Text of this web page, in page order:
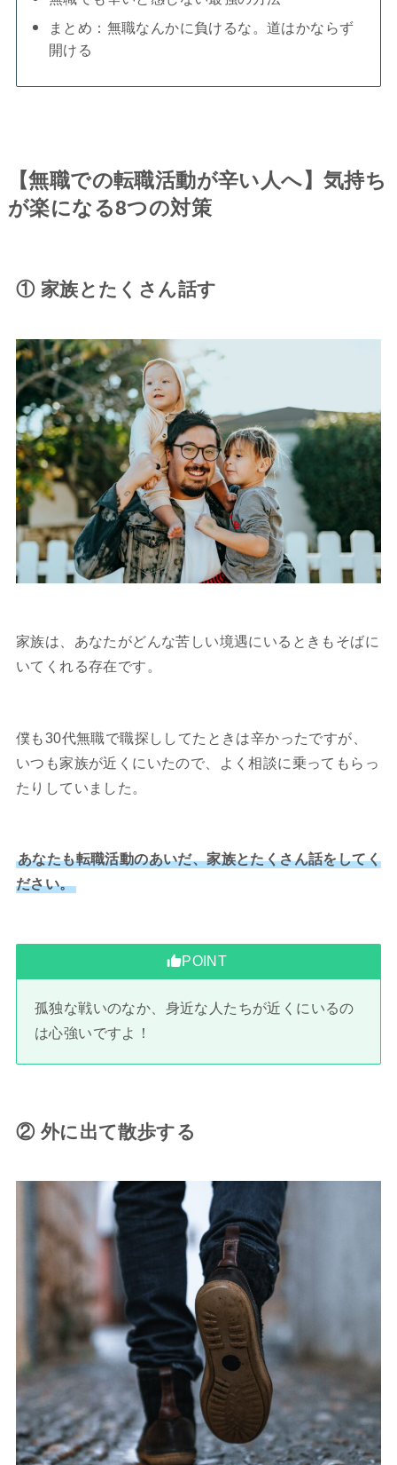
まとめ：無職なんかに負けるな。道はかならず
開ける
【無職での転職活動が辛い人へ】気持ち
が楽になる8つの対策
① 家族とたくさん話す
家族は、あなたがどんな苦しい境遇にいるときもそばに
いてくれる存在です。
僕も30代無職で職探ししてたときは辛かったですが、
いつも家族が近くにいたので、よく相談に乗ってもらっ
たりしていました。
あなたも転職活動のあいだ、家族とたくさん話をしてく
ださい。
POINT
孤独な戦いのなか、身近な人たちが近くにいるの
は心強いですよ！
② 外に出て散歩する